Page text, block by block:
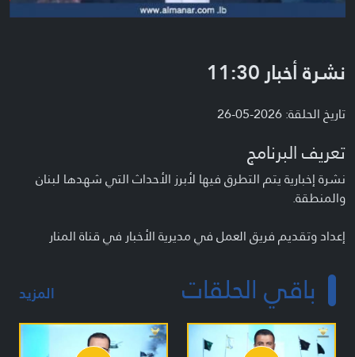
نشرة أخبار 11:30
تاريخ الحلقة: 2026-05-26
تعريف البرنامج
نشرة إخبارية يتم التطرق فيها لأبرز الأحداث التي شهدها لبنان
والمنطقة.
إعداد وتقديم فريق العمل في مديرية الأخبار في قناة المنار
باقي الحلقات المزيد